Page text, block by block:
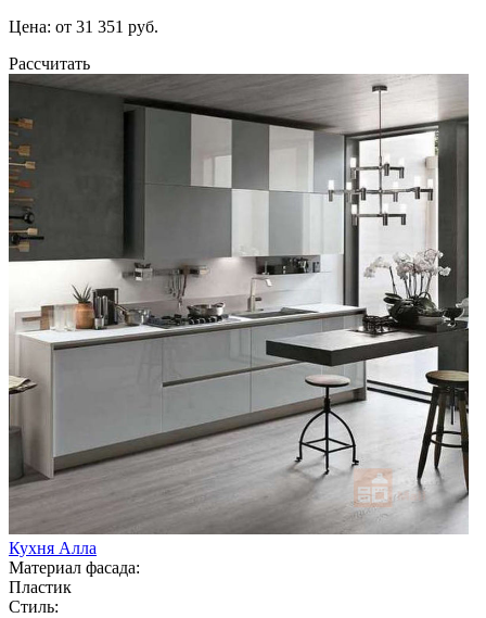
Цена: от 31 351 руб.
Рассчитать
Кухня Алла
Материал фасада:
Пластик
Стиль: